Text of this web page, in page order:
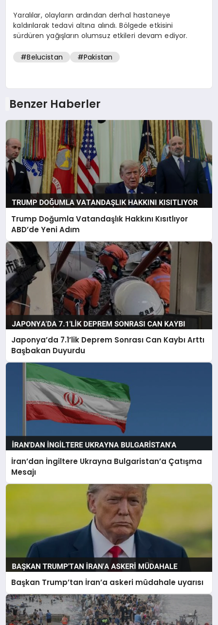
Yaralılar, olayların ardından derhal hastaneye
kaldırılarak tedavi altına alındı. Bölgede etkisini
sürdüren yağışların olumsuz etkileri devam ediyor.
#Belucistan #Pakistan
Benzer Haberler
Trump Doğumla Vatandaşlık Hakkını Kısıtlıyor
ABD’de Yeni Adım
Japonya’da 7.1’lik Deprem Sonrası Can Kaybı Arttı
Başbakan Duyurdu
İran’dan İngiltere Ukrayna Bulgaristan’a Çatışma
Mesajı
Başkan Trump’tan İran’a askeri müdahale uyarısı